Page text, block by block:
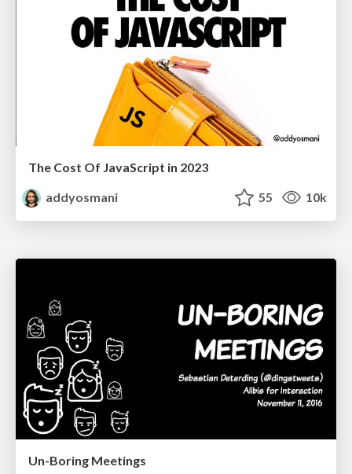
The Cost Of JavaScript in 2023
addyosmani
55 10k
Un-Boring Meetings